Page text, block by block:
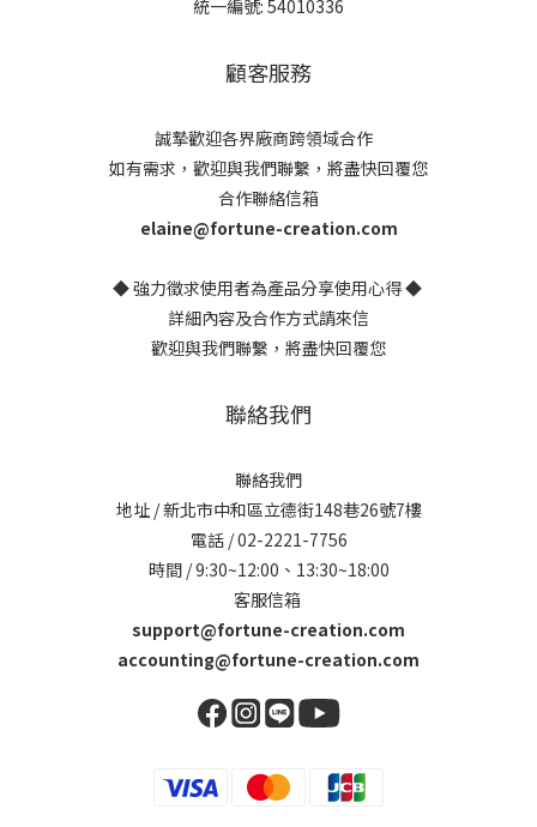
統一編號: 54010336
顧客服務
誠摯歡迎各界廠商跨領域合作
如有需求，歡迎與我們聯繫，將盡快回覆您
合作聯絡信箱
elaine@fortune-creation.com
◆ 強力徵求使用者為產品分享使用心得 ◆
詳細內容及合作方式請來信
歡迎與我們聯繫，將盡快回覆您
聯絡我們
聯絡我們
地址 / 新北市中和區立德街148巷26號7樓
電話 / 02-2221-7756
時間 / 9:30~12:00、13:30~18:00
客服信箱
support@fortune-creation.com
accounting@fortune-creation.com